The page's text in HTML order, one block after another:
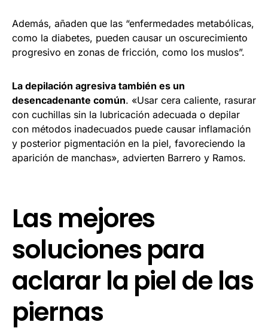
Además, añaden que las “enfermedades metabólicas,
como la diabetes, pueden causar un oscurecimiento
progresivo en zonas de fricción, como los muslos”.
La depilación agresiva también es un
desencadenante común. «Usar cera caliente, rasurar
con cuchillas sin la lubricación adecuada o depilar
con métodos inadecuados puede causar inflamación
y posterior pigmentación en la piel, favoreciendo la
aparición de manchas», advierten Barrero y Ramos.
Las mejores
soluciones para
aclarar la piel de las
piernas